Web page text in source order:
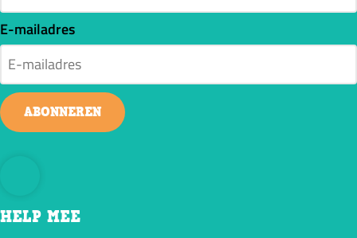
E-mailadres
ABONNEREN
HELP MEE